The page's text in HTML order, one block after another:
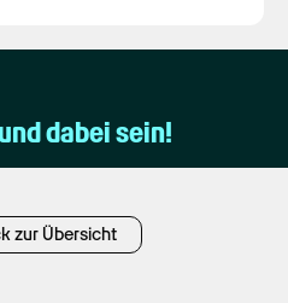
dabei sein!
zur Übersicht